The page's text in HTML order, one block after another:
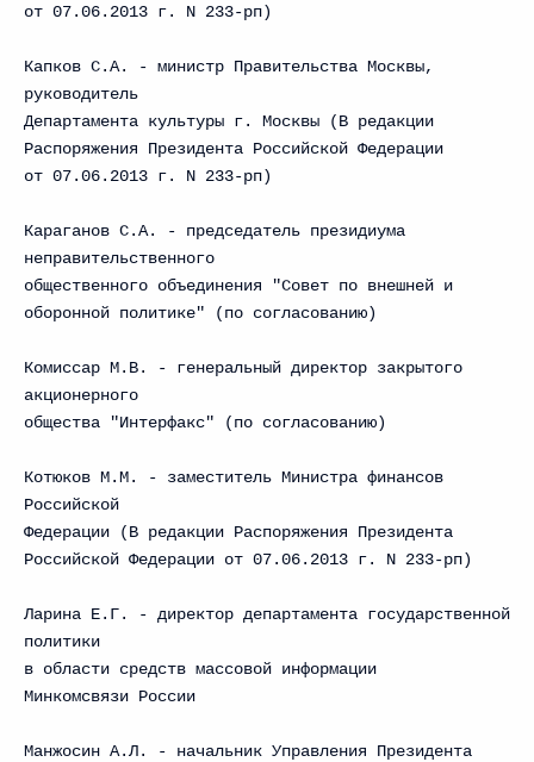
от 07.06.2013 г. N 233-рп)
Капков С.А. - министр Правительства Москвы,
руководитель
Департамента культуры г. Москвы (В редакции
Распоряжения Президента Российской Федерации
от 07.06.2013 г. N 233-рп)
Караганов С.А. - председатель президиума
неправительственного
общественного объединения "Совет по внешней и
оборонной политике" (по согласованию)
Комиссар М.В. - генеральный директор закрытого
акционерного
общества "Интерфакс" (по согласованию)
Котюков М.М. - заместитель Министра финансов
Российской
Федерации (В редакции Распоряжения Президента
Российской Федерации от 07.06.2013 г. N 233-рп)
Ларина Е.Г. - директор департамента государственной
политики
в области средств массовой информации
Минкомсвязи России
Манжосин А.Л. - начальник Управления Президента